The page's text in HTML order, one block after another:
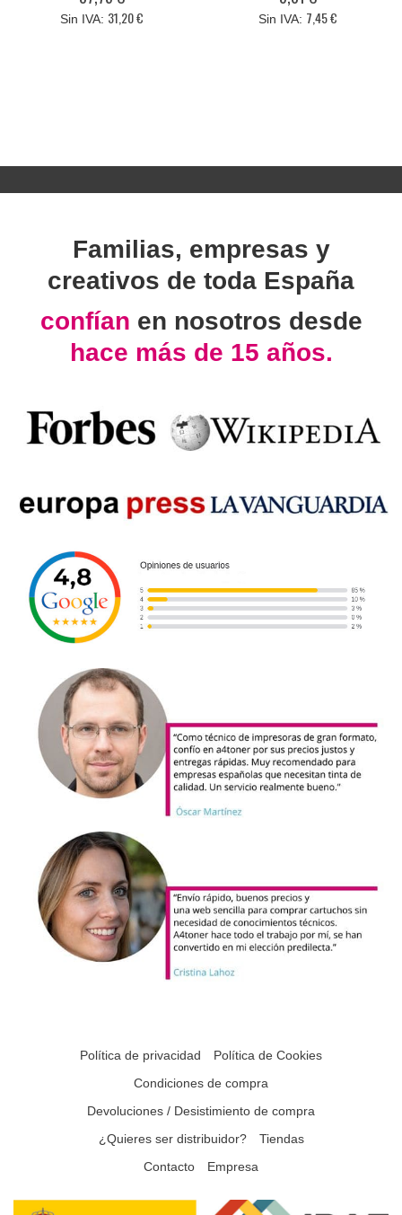
31,20 € 7,45 €
Familias, empresas y
creativos de toda España
confían en nosotros desde
hace más de 15 años.
Política de privacidad
Política de Cookies
Condiciones de compra
Devoluciones / Desistimiento de compra
¿Quieres ser distribuidor?
Tiendas
Contacto
Empresa